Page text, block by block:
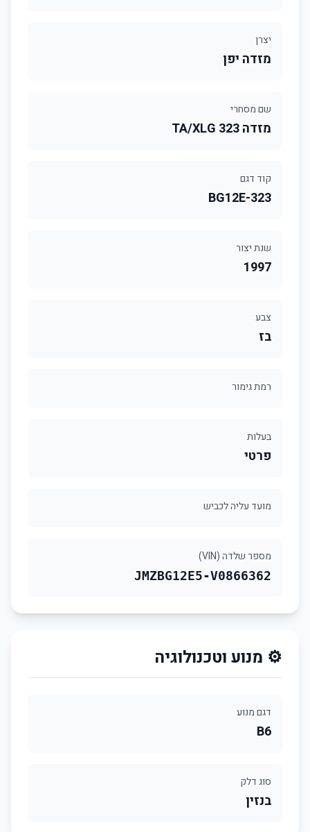
יצרן
מזדה יפן
שם מסחרי
מזדה 323 TA/XLG
קוד דגם
323-BG12E
שנת יצור
1997
צבע
בז
רמת גימור
בעלות
פרטי
מועד עליה לכביש
מספר שלדה (VIN)
JMZBG12E5-V0866362
⚙️ מנוע וטכנולוגיה
דגם מנוע
B6
סוג דלק
בנזין